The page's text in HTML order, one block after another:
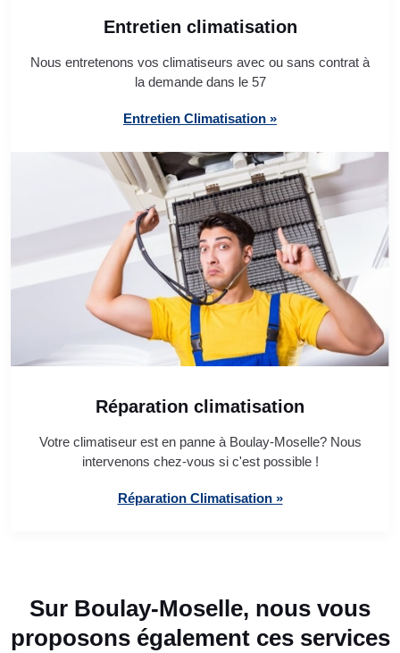
Entretien climatisation
Nous entretenons vos climatiseurs avec ou sans contrat à
la demande dans le 57
Entretien Climatisation »
Réparation climatisation
Votre climatiseur est en panne à Boulay-Moselle? Nous
intervenons chez-vous si c'est possible !
Réparation Climatisation »
Sur Boulay-Moselle, nous vous
proposons également ces services